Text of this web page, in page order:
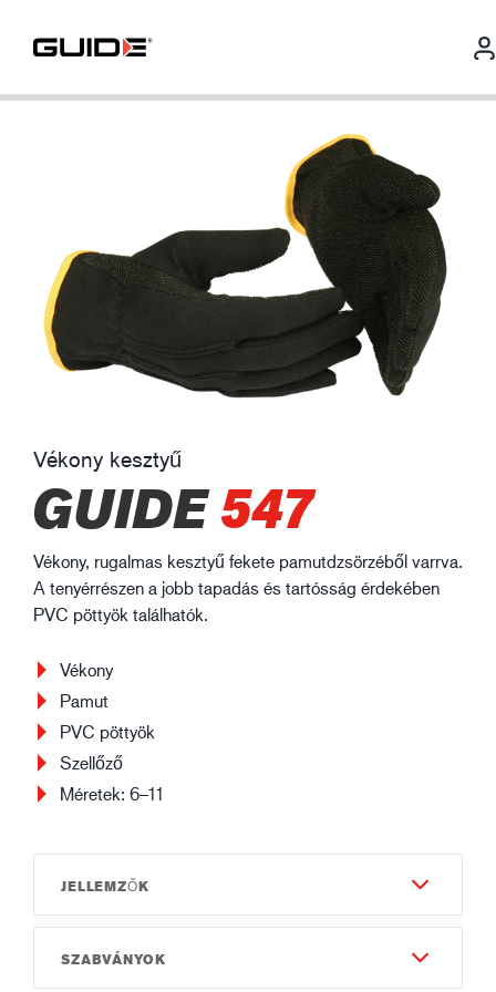
Vékony kesztyű
GUIDE547
Vékony, rugalmas kesztyű fekete pamutdzsörzéből varrva.
A tenyérrészen a jobb tapadás és tartósság érdekében
PVC pöttyök találhatók.
Vékony
Pamut
PVC pöttyök
Szellőző
Méretek: 6–11
JELLEMZŐK
Tartósság
SZABVÁNYOK